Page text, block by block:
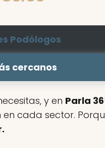
Podólogos
cercanos
y en Parla
cada sector.